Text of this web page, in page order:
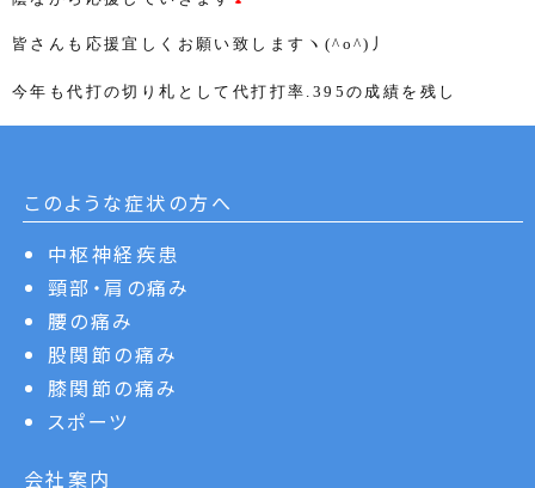
皆さんも応援宜しくお願い致しますヽ (^o^) 丿
今年も代打の切り札として代打打率 .395の成績を残し
このような症状の方へ
中枢神経疾患
頸部・肩の痛み
腰の痛み
股関節の痛み
膝関節の痛み
スポーツ
会社案内